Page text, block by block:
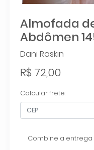
Almofada
Abdômen
Dani Raskin
R$ 72,00
Calcular frete:
Combine a entrega